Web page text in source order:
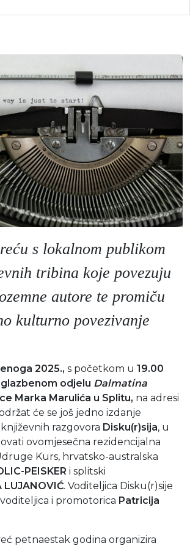
s lokalnom publikom
tribina koje povezuju
autore te promiču
kulturno povezivanje
2025., s početkom u 19.00
odjelu Dalmatina
Marka Marulića u Splitu, na adresi
će se još jedno izdanje
razgovora Disku(r)sija, u
ovomjesečna rezidencijalna
Kurs, hrvatsko-australska
PEISKER i splitski
LUJANOVIĆ. Voditeljica Disku(r)sije
i promotorica Patricija
petnaestak godina organizira